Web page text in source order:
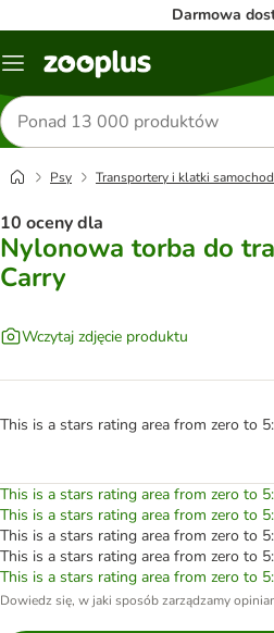
Darmowa
Menu
Szukaj
produktów
Psy Transportery i klatki
10 oceny dla
Nylonowa torba do
Carry
Wczytaj zdjęcie produktu
This is a stars rating area from zero to
This is a stars rating area from zero to
This is a stars rating area from zero to
This is a stars rating area from zero to
This is a stars rating area from zero to
This is a stars rating area from zero to
Dowiedz się, w jaki sposób zarządzamy